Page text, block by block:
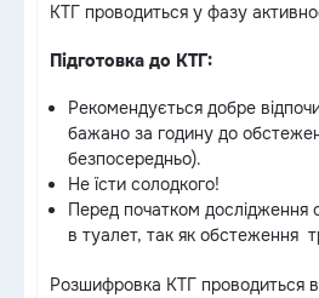
КТГ проводиться у фазу
Підготовка до КТГ:
Рекомендується добре
бажано за годину до
безпосередньо).
Не їсти солодкого!
Перед початком дослідження
в туалет, так як обстеження
Розшифровка КТГ проводиться